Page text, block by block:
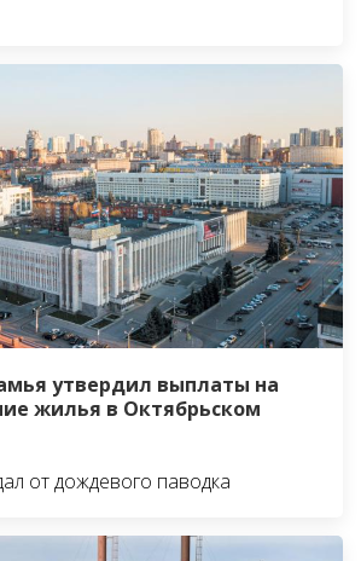
утвердил выплаты на
жилья в Октябрьском
от дождевого паводка